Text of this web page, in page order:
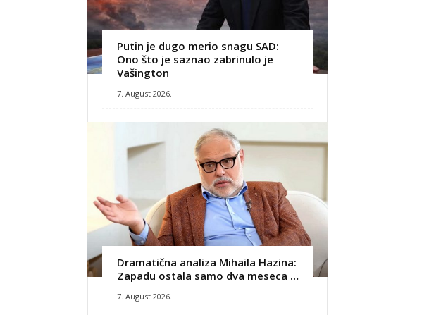
Putin je dugo merio snagu SAD:
Ono što je saznao zabrinulo je
Vašington
7. August 2026.
Dramatična analiza Mihaila Hazina:
Zapadu ostala samo dva meseca …
7. August 2026.